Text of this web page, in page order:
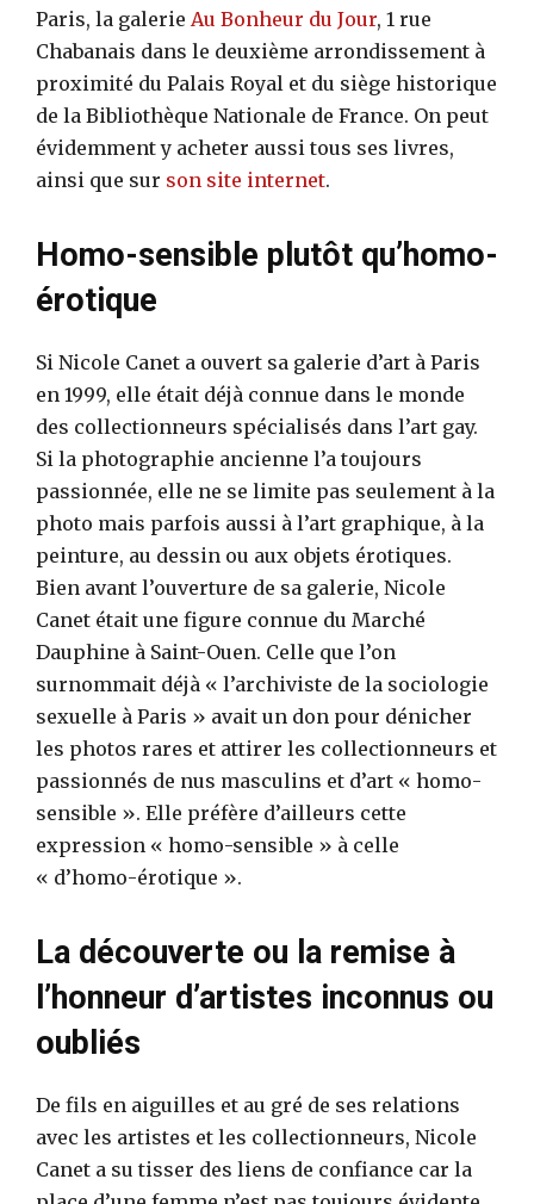
Paris, la galerie Au Bonheur du Jour, 1 rue
Chabanais dans le deuxième arrondissement à
proximité du Palais Royal et du siège historique
de la Bibliothèque Nationale de France. On peut
évidemment y acheter aussi tous ses livres,
ainsi que sur son site internet.
Homo-sensible plutôt qu’homo-
érotique
Si Nicole Canet a ouvert sa galerie d’art à Paris
en 1999, elle était déjà connue dans le monde
des collectionneurs spécialisés dans l’art gay.
Si la photographie ancienne l’a toujours
passionnée, elle ne se limite pas seulement à la
photo mais parfois aussi à l’art graphique, à la
peinture, au dessin ou aux objets érotiques.
Bien avant l’ouverture de sa galerie, Nicole
Canet était une figure connue du Marché
Dauphine à Saint-Ouen. Celle que l’on
surnommait déjà « l’archiviste de la sociologie
sexuelle à Paris » avait un don pour dénicher
les photos rares et attirer les collectionneurs et
passionnés de nus masculins et d’art « homo-
sensible ». Elle préfère d’ailleurs cette
expression « homo-sensible » à celle
« d’homo-érotique ».
La découverte ou la remise à
l’honneur d’artistes inconnus ou
oubliés
De fils en aiguilles et au gré de ses relations
avec les artistes et les collectionneurs, Nicole
Canet a su tisser des liens de confiance car la